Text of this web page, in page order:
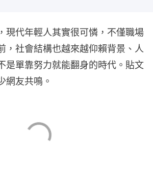
現代年輕人其實很可憐，不僅職場
，社會結構也越來越仰賴背景、人
是單靠努力就能翻身的時代。貼文
網友共鳴。